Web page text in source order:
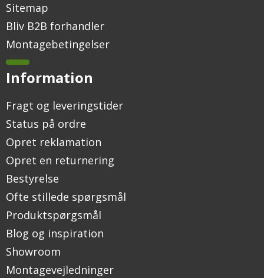
Sitemap
Bliv B2B forhandler
Montagebetingelser
Information
Fragt og leveringstider
Status på ordre
Opret reklamation
Opret en returnering
Bestyrelse
Ofte stillede spørgsmål
Produktspørgsmål
Blog og inspiration
Showroom
Montagevejledninger